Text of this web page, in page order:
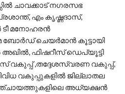
ചാവക്കാട് നഗരസഭ
എം കൃഷ്ണദാസ്,
മനോഹരൻ
ബോർഡ് ചെയർമാൻ കൂട്ടായി
അഖിൽ, ഫിഷറീസ് ഡെപ്യൂട്ടി
വകുപ്പ് ,തദ്ദേശസ്വരണ വകുപ്പ്,
വകുപ്പുകളിൽ ജില്ലാതല
അധ്യക്ഷൻ